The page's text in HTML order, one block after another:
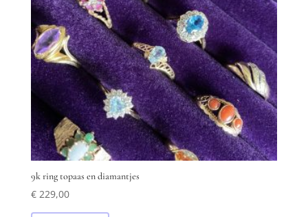
9k ring topaas en diamantjes
€229,00